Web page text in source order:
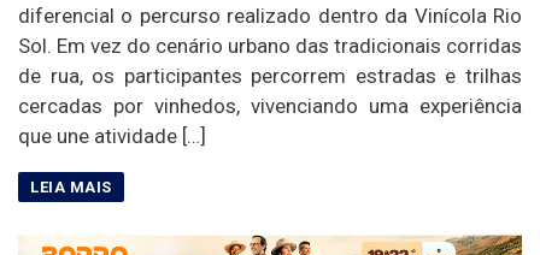
diferencial o percurso realizado dentro da Vinícola Rio
Sol. Em vez do cenário urbano das tradicionais corridas
de rua, os participantes percorrem estradas e trilhas
cercadas por vinhedos, vivenciando uma experiência
que une atividade […]